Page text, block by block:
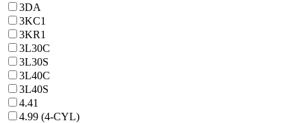
3DA
3KC1
3KR1
3L30C
3L30S
3L40C
3L40S
4.41
4.99 (4-CYL)